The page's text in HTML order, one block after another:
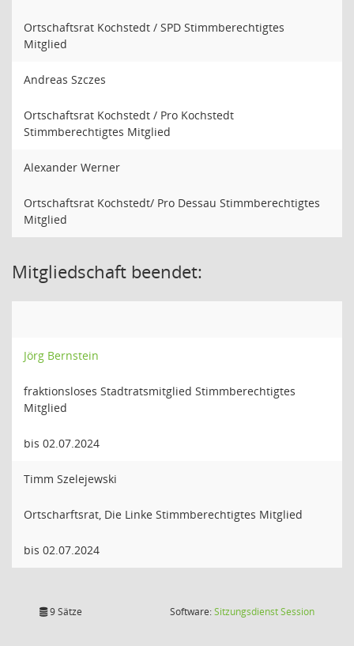
Ortschaftsrat Kochstedt / SPD Stimmberechtigtes
Mitglied
Andreas Szczes
Ortschaftsrat Kochstedt / Pro Kochstedt
Stimmberechtigtes Mitglied
Alexander Werner
Ortschaftsrat Kochstedt/ Pro Dessau Stimmberechtigtes
Mitglied
Mitgliedschaft beendet:
Jörg Bernstein
fraktionsloses Stadtratsmitglied Stimmberechtigtes
Mitglied
bis 02.07.2024
Timm Szelejewski
Ortscharftsrat, Die Linke Stimmberechtigtes Mitglied
bis 02.07.2024
9 Sätze Software:SitzungsdienstSession(Wird in